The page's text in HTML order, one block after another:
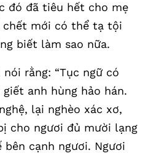
đó đã tiêu hết cho mẹ
chết mới có thể tạ tội
biết làm sao nữa.
rằng: “Tục ngữ có
anh hùng hảo hán.
lại nghèo xác xơ,
cho ngươi đủ mười lạng
bên cạnh ngươi. Ngươi